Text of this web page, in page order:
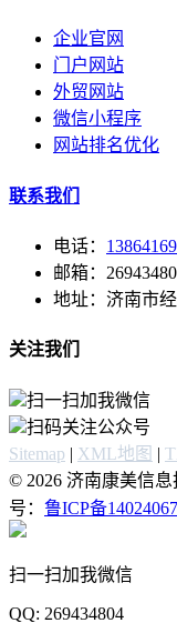
企业官网
门户网站
外贸网站
微信小程序
网站排名优化
联系我们
电话：
邮箱：
地址：济南市
关注我们
扫一扫加我微信
扫码关注公众号
Sitemap | XML地图 |
© 2026 济南康美信
号： 鲁ICP备
扫一扫加我微信
QQ: 269434804